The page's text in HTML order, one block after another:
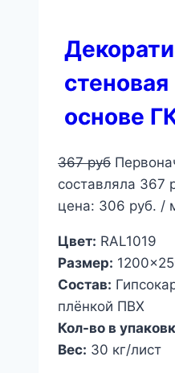
основе
367руб
составляла 367
цена: 306 руб. /
Цвет: RAL1019
Размер:
Состав:
плёнкой ПВХ
Кол-во в
Вес: 30 кг/лист